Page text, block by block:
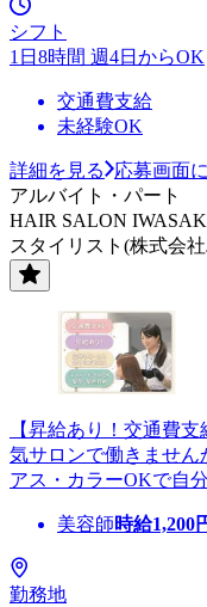
シフト
1日8時間 週4日からOK
交通費支給
未経験OK
詳細を見る
応募画面
アルバイト・パート
HAIR SALON
スタイリスト(株式会
【昇給あり！交通費
気サロンで働きませ
アス・カラーOKで自
美容師時給1,200
勤務地